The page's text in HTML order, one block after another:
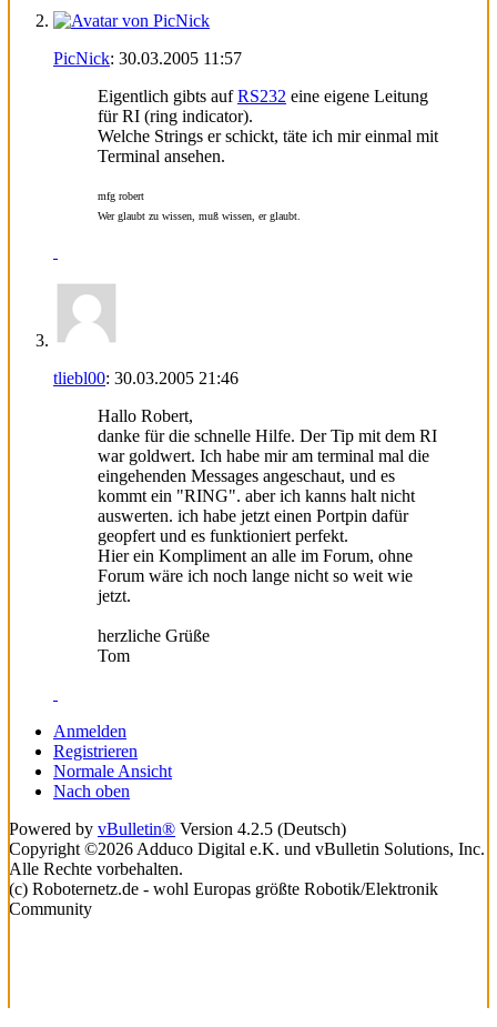
PicNick: 30.03.2005 11:57
Eigentlich gibts aufRS232 eine eigene Leitung
für RI (ring indicator).
Welche Strings er schickt, täte ich mir einmal mit
Terminal ansehen.
mfg robert
Wer glaubt zu wissen, muß wissen, er glaubt.
tliebl00: 30.03.2005 21:46
Hallo Robert,
danke für die schnelle Hilfe. Der Tip mit dem RI
war goldwert. Ich habe mir am terminal mal die
eingehenden Messages angeschaut, und es
kommt ein "RING". aber ich kanns halt nicht
auswerten. ich habe jetzt einen Portpin dafür
geopfert und es funktioniert perfekt.
Hier ein Kompliment an alle im Forum, ohne
Forum wäre ich noch lange nicht so weit wie
jetzt.
herzliche Grüße
Tom
Anmelden
Registrieren
Normale Ansicht
Nach oben
Powered by vBulletin® Version 4.2.5 (Deutsch)
Copyright ©2026 Adduco Digital e.K. und vBulletin Solutions, Inc.
Alle Rechte vorbehalten.
(c) Roboternetz.de - wohl Europas größte Robotik/Elektronik
Community